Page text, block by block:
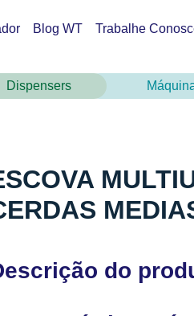
Blog WT Trabalhe
Dispensers
do